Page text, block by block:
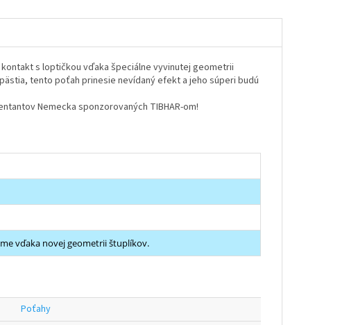
s loptičkou vďaka špeciálne vyvinutej geometrii
tento poťah prinesie nevídaný efekt a jeho súperi budú
Nemecka sponzorovaných TIBHAR-om!
vďaka novej geometrii štuplíkov.
Poťahy